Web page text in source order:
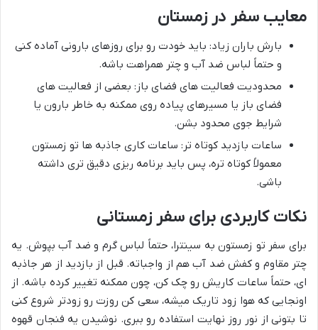
معایب سفر در زمستان
بارش باران زیاد: باید خودت رو برای روزهای بارونی آماده کنی
و حتماً لباس ضد آب و چتر همراهت باشه.
محدودیت فعالیت های فضای باز: بعضی از فعالیت های
فضای باز یا مسیرهای پیاده روی ممکنه به خاطر بارون یا
شرایط جوی محدود بشن.
ساعات بازدید کوتاه تر: ساعات کاری جاذبه ها تو زمستون
معمولاً کوتاه تره، پس باید برنامه ریزی دقیق تری داشته
باشی.
نکات کاربردی برای سفر زمستانی
برای سفر تو زمستون به سینترا، حتماً لباس گرم و ضد آب بپوش. یه
چتر مقاوم و کفش ضد آب هم از واجباته. قبل از بازدید از هر جاذبه
ای، حتماً ساعات کاریش رو چک کن، چون ممکنه تغییر کرده باشه. از
اونجایی که هوا زود تاریک میشه، سعی کن روزت رو زودتر شروع کنی
تا بتونی از نور روز نهایت استفاده رو ببری. نوشیدن یه فنجان قهوه